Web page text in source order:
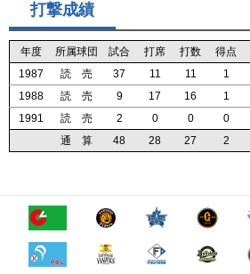
打撃成績
年度 所属球団 試合 打席 打数 得点
1987
読 売 37 11 11 1
1988
読 売 9 17 16 1
1991
読 売 2 0 0 0
通 算
48 28 27 2
年度 所属球団 試合 打席 打数 得点
1987
読 売 37 11 11 1
1988
読 売 9 17 16 1
1991
読 売 2 0 0 0
通 算
48 28 27 2
年度 所属球団 試合 打席 打数 得点
1987
読 売 37 11 11 1
1988
読 売 9 17 16 1
1991
読 売 2 0 0 0
通 算
48 28 27 2
年度 所属球団 試合 打席 打数 得点
1987
読 売 37 11 11 1
1988
読 売 9 17 16 1
1991
読 売 2 0 0 0
通 算
48 28 27 2